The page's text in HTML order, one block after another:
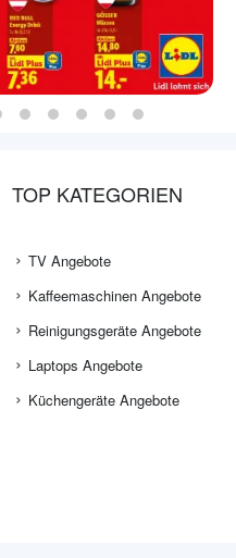
TOP KATEGORIEN
TV Angebote
Kaffeemaschinen Angebote
Reinigungsgeräte Angebote
Laptops Angebote
Küchengeräte Angebote